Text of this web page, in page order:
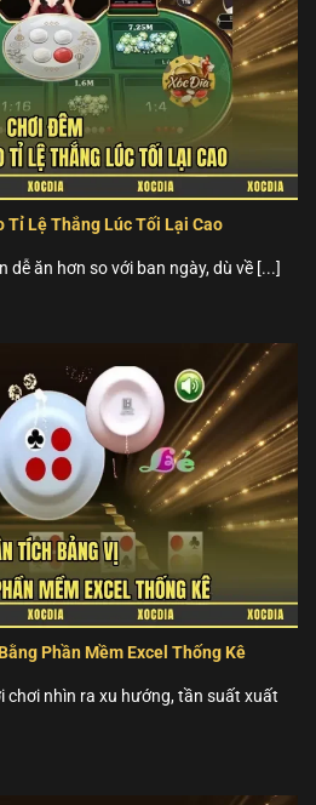
Tỉ Lệ Thắng Lúc Tối Lại Cao
dễ ăn hơn so với ban ngày, dù về [...]
Phần Mềm Excel Thống Kê
chơi nhìn ra xu hướng, tần suất xuất